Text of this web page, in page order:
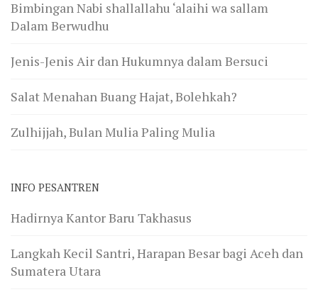
Bimbingan Nabi shallallahu ‘alaihi wa sallam
Dalam Berwudhu
Jenis-Jenis Air dan Hukumnya dalam Bersuci
Salat Menahan Buang Hajat, Bolehkah?
Zulhijjah, Bulan Mulia Paling Mulia
INFO PESANTREN
Hadirnya Kantor Baru Takhasus
Langkah Kecil Santri, Harapan Besar bagi Aceh dan
Sumatera Utara